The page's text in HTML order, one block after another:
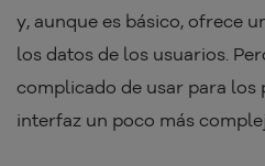
y, aunque es básico, ofrece
los datos de los usuarios.
complicado de usar para los
interfaz un poco más